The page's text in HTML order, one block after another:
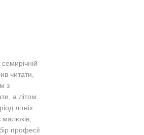
читати,
з
а літом
літніх
малюків,
професії